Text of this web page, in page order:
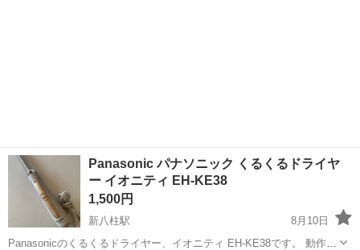
Panasonic パナソニック くるくるドライヤ
ー イオニティ EH-KE38
1,500円
新八柱駅
8月10日
Panasonicのくるくるドライヤー、イオニティ EH-KE38です。 動作確